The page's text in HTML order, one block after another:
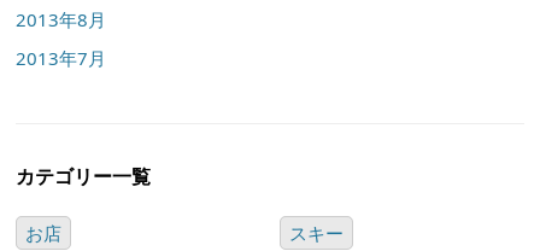
2013年8月
2013年7月
カテゴリー一覧
お店
スキー